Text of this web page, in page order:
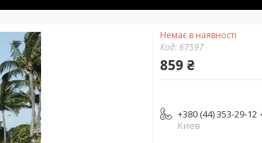
Немає в наявності
Код: 67597
859 ₴
+380 (44) 353-29-12
Киев